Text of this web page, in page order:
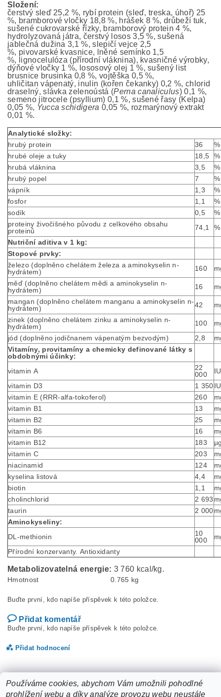
Složení:
čerstvý sleď 25,2 %, rybí protein (sleď, treska, úhoř) 25
%, bramborové vločky 18,8 %, hrášek 8 %, drůbeží tuk,
sušené cukrovarské řízky, bramborový protein 4 %,
hydrolyzovaná játra, čerstvý losos 3,5 %, sušená
jablečná dužina 3,1 %, slepičí vejce 2,5
%, pivovarské kvasnice, lněné semínko 1,5
%, lignocelulóza (přírodní vláknina), kvasničné výrobky,
dýňové vločky 1 %, lososový olej 1 %, sušený list
brusnice brusinka 0,8 %, vojtěška 0,5 %,
uhličitan vápenatý, inulin (kořen čekanky) 0,2 %, chlorid
draselný, slávka zelenoústá (Perna canaliculus) 0,1 %,
semeno jitrocele (psyllium) 0,1 %, sušené řasy (Kelpa)
0,05 %, Yucca schidigera0,05 %, rozmarýnový extrakt
0,01 %.
Analytické složky:
hrubý protein
36
%
hrubé oleje a tuky
18,5
%
hrubá vláknina
3,5
%
hrubý popel
7
%
vápník
1,3
%
fosfor
1,1
%
sodík
0,5
%
proteiny živočišného původu z celkového obsahu
proteinů
74,1
%
Nutriční aditiva v 1 kg:
Stopové prvky:
železo (doplněno chelátem železa a aminokyselin n-
hydrátem)
160
měď (doplněno chelátem mědi a aminokyselin n-
hydrátem)
16
mangan (doplněno chelátem manganu a aminokyselin n-
hydrátem)
42
zinek (doplněno chelátem zinku a aminokyselin n-
hydrátem)
100
jód (doplněno jodičnanem vápenatým bezvodým)
2,8
Vitamíny, provitamíny a chemicky definované látky s
obdobnými účinky:
vitamin A
22
000
IU
vitamin D3
1 350IU
vitamin E (RRR-alfa-tokoferol)
260
vitamin B1
13
vitamin B2
25
vitamin B6
16
vitamin B12
183
vitamin C
203
niacinamid
124
kyselina listová
4,4
biotin
1,1
cholinchlorid
2 693
taurin
2 000
Aminokyseliny:
DL-methionin
10
000
Přírodní konzervanty. Antioxidanty
Metabolizovatelná energie: 3 760 kcal/kg.
Hmotnost 0.765 kg
Buďte první, kdo napíše příspěvek k této položce.
Přidat komentář
Buďte první, kdo napíše příspěvek k této položce.
Přidat hodnocení
Používáme cookies, abychom Vám umožnili pohodlné
prohlížení webu a díky analýze provozu webu neustále